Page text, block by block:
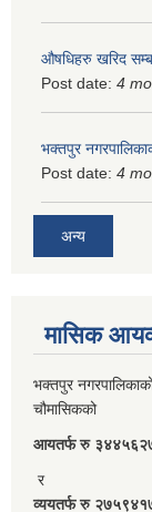
औषधिहरु खरिद
Post date: 4
भक्तपुर
Post date: 4
अन्य
मासिक
भक्तपुर
चौमासिकको
आयतर्फ रु‌
र
व्ययतर्फ रु